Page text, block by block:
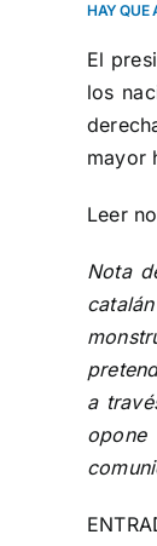
HAY QUE
El
los
mayor
Leer
Nota
a
opone